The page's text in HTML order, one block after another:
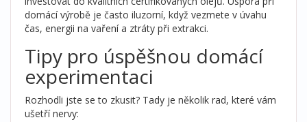
domácí výrobě je často iluzorní, když vezmete v úvahu
čas, energii na vaření a ztráty při extrakci.
Tipy pro úspěšnou domácí
experimentaci
Rozhodli jste se to zkusit? Tady je několik rad, které vám
ušetří nervy: